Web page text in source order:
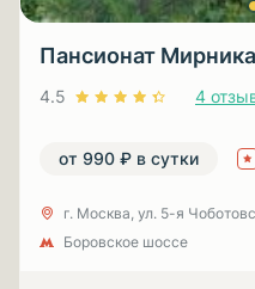
Пансионат
4.5 4
от 990 ₽ в сутки
г. Москва, ул. 5-я
Боровское шоссе